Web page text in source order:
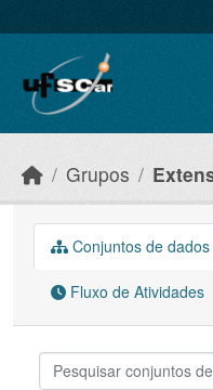
Grupos
Conjuntos de dados
Fluxo de Atividades